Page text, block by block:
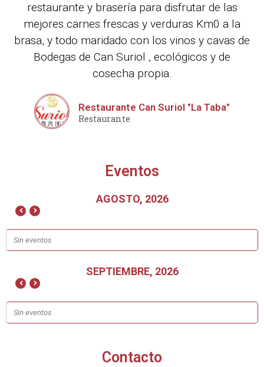
restaurante y brasería para disfrutar de las
mejores carnes frescas y verduras Km0 a la
brasa, y todo maridado con los vinos y cavas de
Bodegas de Can Suriol , ecológicos y de
cosecha propia.
Restaurante Can Suriol "La Taba"
Restaurante
Eventos
AGOSTO, 2026
Sin eventos
SEPTIEMBRE, 2026
Sin eventos
Contacto